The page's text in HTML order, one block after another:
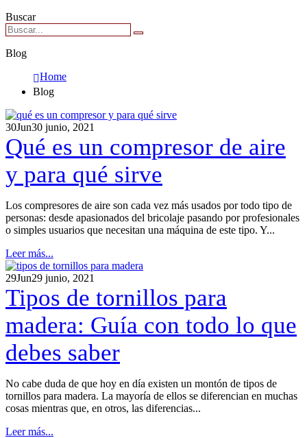
Buscar
Blog
Home
Blog
30Jun30 junio, 2021
Qué es un compresor de aire
y para qué sirve
Los compresores de aire son cada vez más usados por todo tipo de
personas: desde apasionados del bricolaje pasando por profesionales
o simples usuarios que necesitan una máquina de este tipo. Y...
Leer más...
29Jun29 junio, 2021
Tipos de tornillos para
madera: Guía con todo lo que
debes saber
No cabe duda de que hoy en día existen un montón de tipos de
tornillos para madera. La mayoría de ellos se diferencian en muchas
cosas mientras que, en otros, las diferencias...
Leer más...